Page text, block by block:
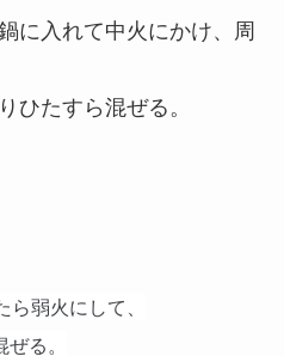
入れて中火にかけ、周
たすら混ぜる。
弱火にして、
る。